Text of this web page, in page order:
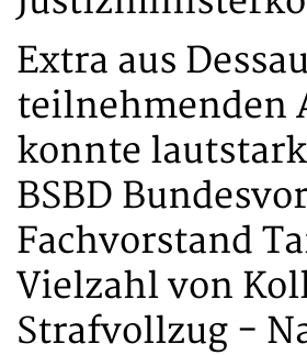
Extra aus
teilnehmenden
konnte
BSBD
Fachvorstand
Vielzahl von
Strafvollzug -